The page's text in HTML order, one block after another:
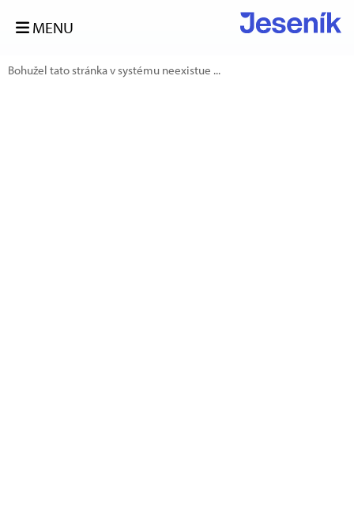
MENU
Bohužel tato stránka v systému neexistue ...